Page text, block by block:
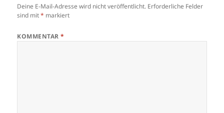
Deine E-Mail-Adresse wird nicht veröffentlicht. Erforderliche Felder
sind mit* markiert
KOMMENTAR*